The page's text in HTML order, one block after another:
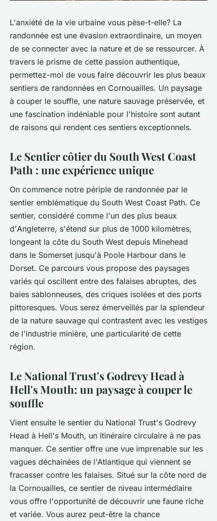
L'anxiété de la vie urbaine vous pèse-t-elle? La
randonnée est une évasion extraordinaire, un moyen
de se connecter avec la nature et de se ressourcer. À
travers le prisme de cette passion authentique,
permettez-moi de vous faire découvrir les plus beaux
sentiers de randonnées en Cornouailles. Un paysage
à couper le souffle, une nature sauvage préservée, et
une fascination indéniable pour l'histoire sont autant
de raisons qui rendent ces sentiers exceptionnels.
Le Sentier côtier du South West Coast
Path : une expérience unique
On commence notre périple de randonnée par le
sentier emblématique du South West Coast Path. Ce
sentier, considéré comme l'un des plus beaux
d'Angleterre, s'étend sur plus de 1000 kilomètres,
longeant la côte du South West depuis Minehead
dans le Somerset jusqu'à Poole Harbour dans le
Dorset. Ce parcours vous propose des paysages
variés qui oscillent entre des falaises abruptes, des
baies sablonneuses, des criques isolées et des ports
pittoresques. Vous serez émerveillés par la splendeur
de la nature sauvage qui contrastent avec les vestiges
de l'industrie minière, une particularité de cette
région.
Le National Trust's Godrevy Head à
Hell's Mouth: un paysage à couper le
souffle
Vient ensuite le sentier du National Trust's Godrevy
Head à Hell's Mouth, un itinéraire circulaire à ne pas
manquer. Ce sentier offre une vue imprenable sur les
vagues déchainées de l'Atlantique qui viennent se
fracasser contre les falaises. Situé sur la côte nord de
la Cornouailles, ce sentier de niveau intermédiaire
vous offre l'opportunité de découvrir une faune riche
et variée. Vous aurez peut-être la chance